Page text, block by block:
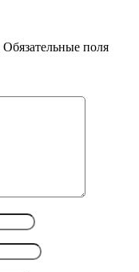
Обязательные поля